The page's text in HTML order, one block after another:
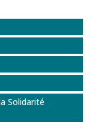
Solidarité